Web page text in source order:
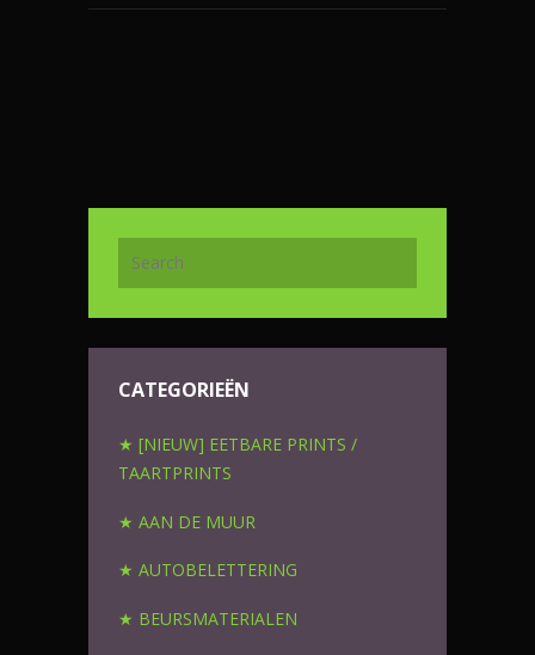
k
CATEGORIEËN
★ [NIEUW] EETBARE PRINTS /
TAARTPRINTS
★ AAN DE MUUR
★ AUTOBELETTERING
★ BEURSMATERIALEN